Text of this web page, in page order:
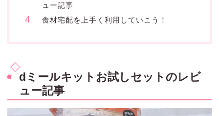
ュー記事
食材宅配を上手く利用していこう！
dミールキットお試しセットのレビ
ュー記事